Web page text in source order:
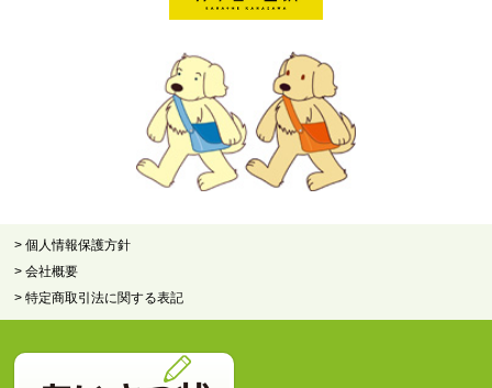
> 個人情報保護方針
> 会社概要
> 特定商取引法に関する表記